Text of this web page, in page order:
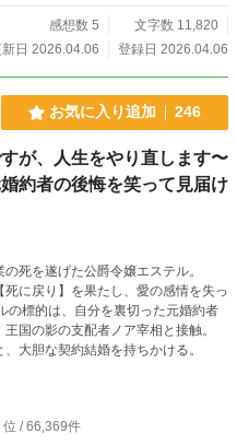
がら、本当に大切にしてくれる人を
でのやり直し恋愛譚。 「今度こそ、
分の意志で選び取ることなのだと。
感想数 5
文字数 11,820
日 2026.04.06
登録日 2026.04.06
お気に入り追加 246
が、人生をやり直します〜
約者の後悔を笑って見届け
死を遂げた公爵令嬢エステル。
死に戻り】を果たし、愛の感情を失っ
国の影の支配者ノア宰相と接触。
大胆な契約結婚を持ちかける。
位 / 66,369件